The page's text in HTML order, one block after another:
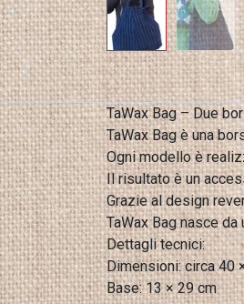
TaWax Bag – Due
TaWax Bag è una
Ogni modello è
Il risultato è un
Grazie al design
TaWax Bag nasce
Dettagli tecnici:
Dimensioni: circa 40
Base: 13 × 29 cm